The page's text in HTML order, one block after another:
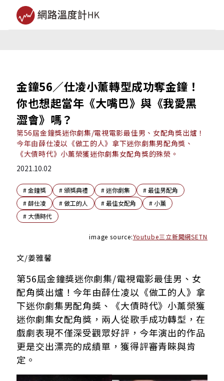
金鐘56／仕凌小薰轉型成功奪金鐘！
你也想起當年《大嘴巴》與《我愛黑
澀會》嗎？
第56屆金鐘獎迷你劇集/電視電影最佳男、女配角獎出爐！
今年由薛仕凌以《做工的人》拿下迷你劇集男配角獎、
《大債時代》小薰榮獲迷你劇集女配角獎的殊榮。
2021.10.02
#金鐘獎 #頒獎典禮 #迷你劇集 #最佳男配角
#薛仕凌 #做工的人 #最佳女配角 # 小薰
# 大債時代
image source:Youtube三立新聞網SETN
文/姜雅馨
第56屆金鐘獎迷你劇集/電視電影最佳男、女
配角獎出爐！今年由薛仕凌以《做工的人》拿
下迷你劇集男配角獎、《大債時代》小薰榮獲
迷你劇集女配角獎，兩人從歌手成功轉型，在
戲劇表現不僅深受觀眾好評，今年演出的作品
更是交出漂亮的成績單，獲得評審青睞與肯
定。